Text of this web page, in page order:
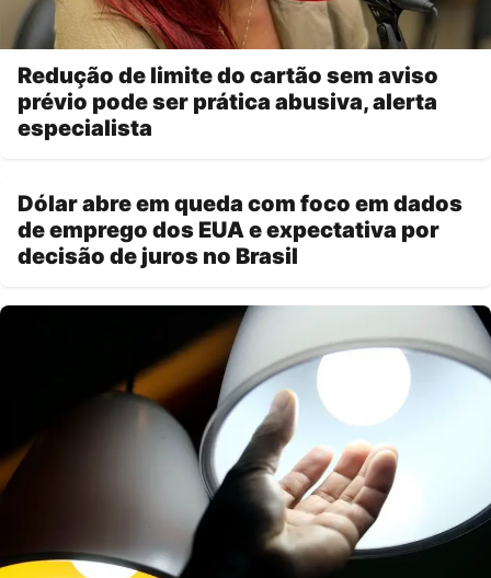
Redução de limite do cartão sem aviso
prévio pode ser prática abusiva, alerta
especialista
Dólar abre em queda com foco em dados
de emprego dos EUA e expectativa por
decisão de juros no Brasil